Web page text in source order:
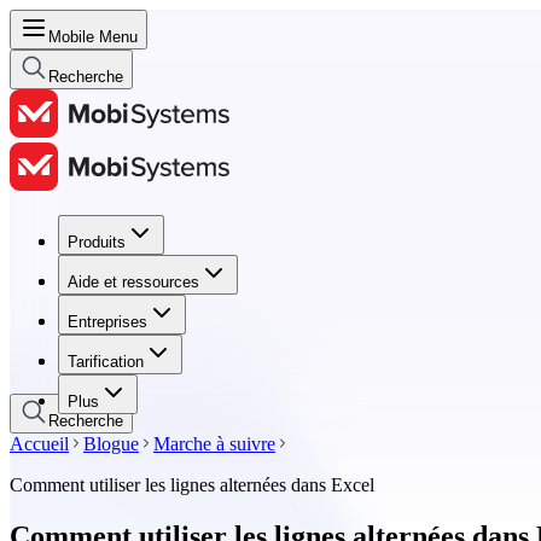
Mobile Menu
Recherche
Produits
Aide et ressources
Entreprises
Tarification
Plus
Produits
Aide et ressources
Entreprises
Tarification
Recherche
Accueil Blogue
Marche à suivre
Comment utiliser les lignes alternées dans Excel